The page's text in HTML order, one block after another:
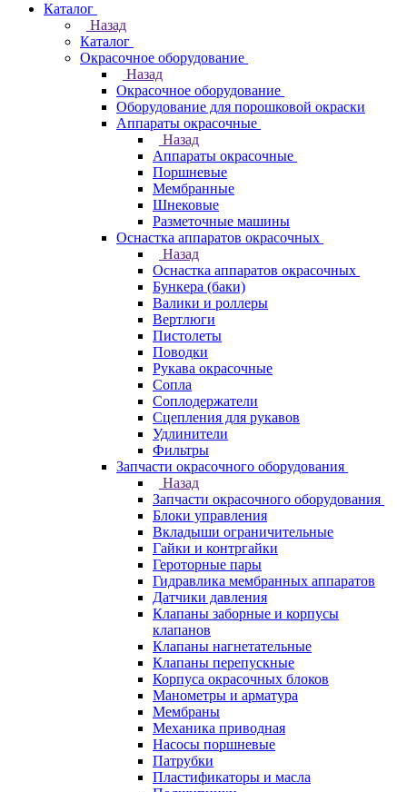
Каталог
Назад
Каталог
Окрасочное оборудование
Назад
Окрасочное оборудование
Оборудование для порошковой окраски
Аппараты окрасочные
Назад
Аппараты окрасочные
Поршневые
Мембранные
Шнековые
Разметочные машины
Оснастка аппаратов окрасочных
Назад
Оснастка аппаратов окрасочных
Бункера (баки)
Валики и роллеры
Вертлюги
Пистолеты
Поводки
Рукава окрасочные
Сопла
Соплодержатели
Сцепления для рукавов
Удлинители
Фильтры
Запчасти окрасочного оборудования
Назад
Запчасти окрасочного оборудования
Блоки управления
Вкладыши ограничительные
Гайки и контргайки
Героторные пары
Гидравлика мембранных аппаратов
Датчики давления
Клапаны заборные и корпусы
клапанов
Клапаны нагнетательные
Клапаны перепускные
Корпуса окрасочных блоков
Манометры и арматура
Мембраны
Механика приводная
Насосы поршневые
Патрубки
Пластификаторы и масла